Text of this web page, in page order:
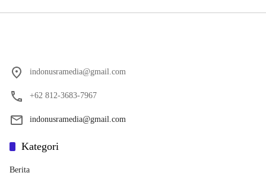
indonusramedia@gmail.com
+62 812-3683-7967
indonusramedia@gmail.com
Kategori
Berita